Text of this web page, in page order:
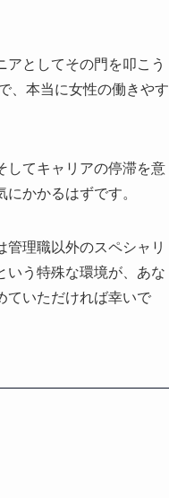
としてその門を叩こう
、本当に女性の働きやす
してキャリアの停滞を意
かかるはずです。
理職以外のスペシャリ
いう特殊な環境が、あな
ていただければ幸いで